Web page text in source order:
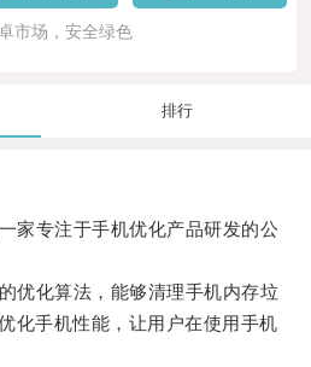
市场，安全绿色
排行
专注于手机优化产品研发的公
化算法，能够清理手机内存垃
化手机性能，让用户在使用手机